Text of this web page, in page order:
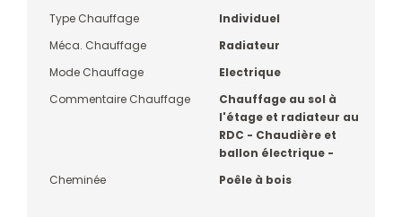
Type Chauffage
Individuel
Méca. Chauffage
Radiateur
Mode Chauffage
Electrique
Commentaire Chauffage
Chauffage au sol à
l'étage et radiateur au
RDC - Chaudière et
ballon électrique -
Cheminée
Poêle à bois